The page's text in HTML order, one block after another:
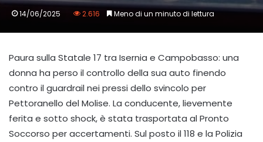
14/06/2025 2.616 Meno di un minuto di lettura
Paura sulla Statale 17 tra Isernia e Campobasso: una
donna ha perso il controllo della sua auto finendo
contro il guardrail nei pressi dello svincolo per
Pettoranello del Molise. La conducente, lievemente
ferita e sotto shock, è stata trasportata al Pronto
Soccorso per accertamenti. Sul posto il 118 e la Polizia